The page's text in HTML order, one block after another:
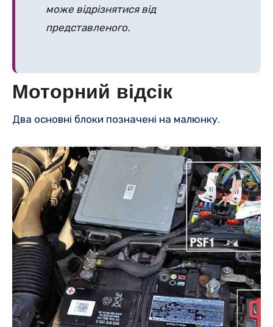
може відрізнятися від
представленого.
Моторний відсік
Два основні блоки позначені на малюнку.